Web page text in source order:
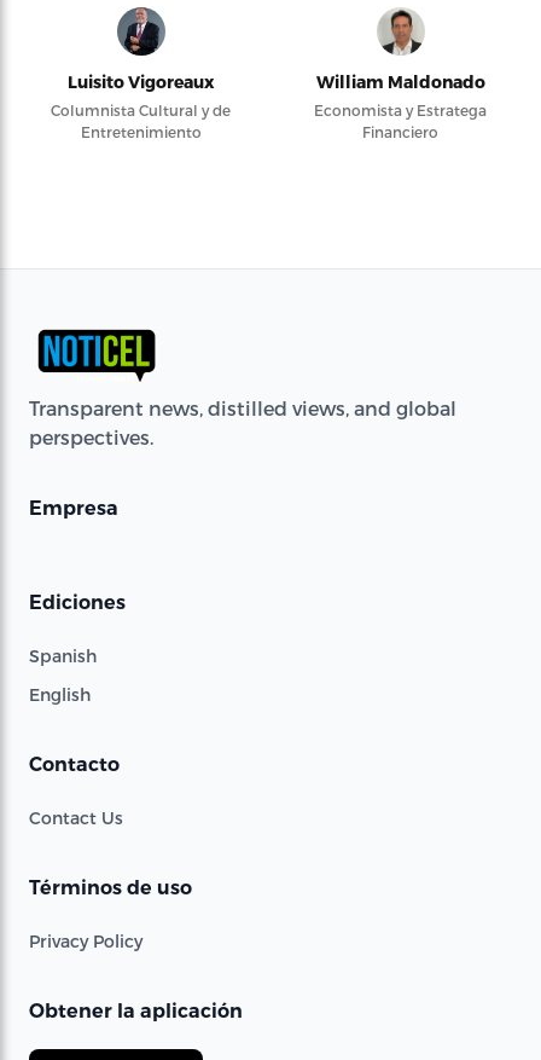
Luisito Vigoreaux
Columnista Cultural y de
Entretenimiento
William Maldonado
Economista y Estratega
Financiero
Transparent news, distilled views, and global
perspectives.
Empresa
Ediciones
Spanish
English
Contacto
Contact Us
Términos de uso
Privacy Policy
Obtener la aplicación